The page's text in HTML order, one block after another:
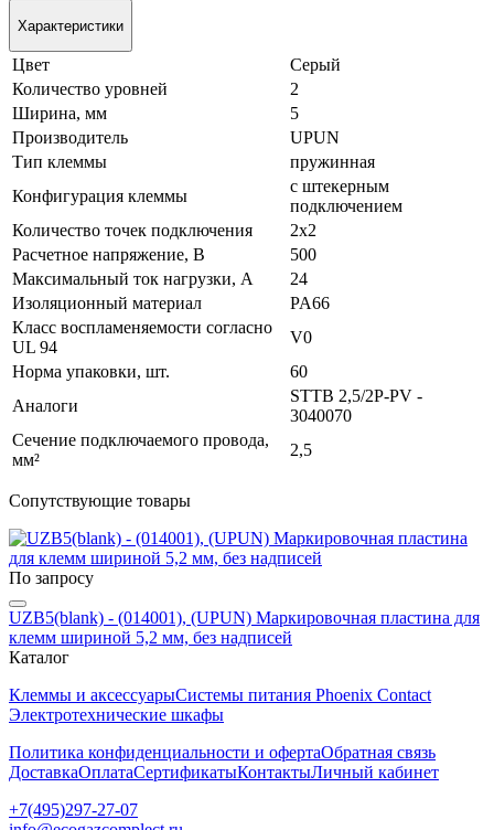
Характеристики
Цвет
Серый
Количество уровней
2
Ширина, мм
5
Производитель
UPUN
Тип клеммы
пружинная
Конфигурация клеммы
с штекерным
подключением
Количество точек подключения
2x2
Расчетное напряжение, В
500
Максимальный ток нагрузки, А
24
Изоляционный материал
PA66
Класс воспламеняемости согласно
UL 94
V0
Норма упаковки, шт.
60
Аналоги
STTB 2,5/2P-PV -
3040070
Сечение подключаемого провода,
мм²
2,5
Сопутствующие товары
По запросу
UZB5(blank) - (014001), (UPUN) Маркировочная пластина для
клемм шириной 5,2 мм, без надписей
Каталог
Клеммы и аксессуарыСистемы питания Phoenix Contact
Электротехнические шкафы
Политика конфиденциальности и офертаОбратная связь
ДоставкаОплатаСертификатыКонтактыЛичный кабинет
+7(495)297-27-07